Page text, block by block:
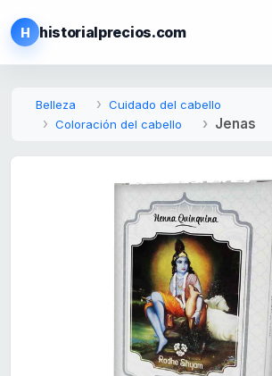
H historialprecios.com
Belleza
Cuidado del cabello
Coloración del cabello
Jenas